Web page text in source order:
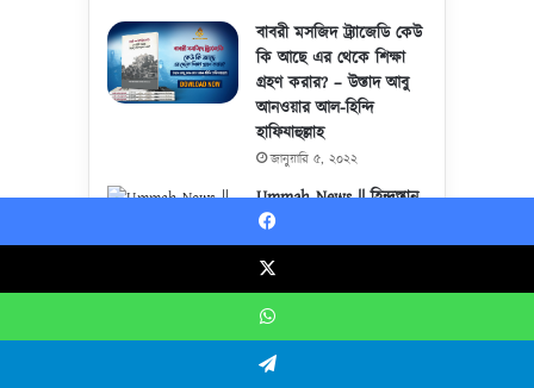
বাবরী মসজিদ ট্র্যাজেডি কেউ
কি আছে এর থেকে শিক্ষা
গ্রহণ করার? – উস্তাদ আবু
আনওয়ার আল-হিন্দি
হাফিযাহুল্লাহ
জানুয়ারি ৫, ২০২২
Ummah News || হিন্দুস্তান
– মুসলিমদের হারানো
সালতানাত
ডিসেম্বর ২৮, ২০২১
আসাম ও সমগ্র
উপমহাদেশের মুসলিমদের
প্রতি || নির্যাতিত মুসলিমদের
Facebook
X
WhatsApp